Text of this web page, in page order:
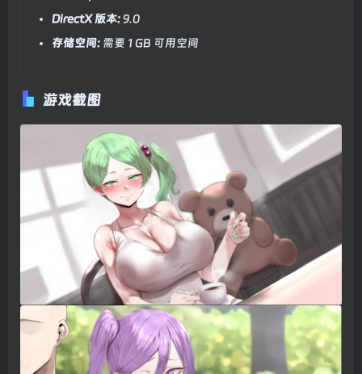
DirectX 版本: 9.0
存储空间: 需要 1 GB 可用空间
游戏截图